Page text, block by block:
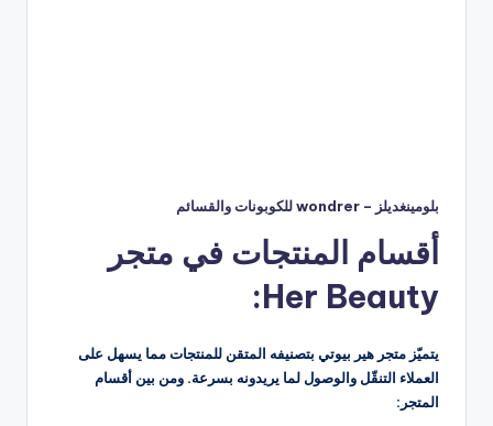
بلومينغديلز – wondrer للكوبونات والقسائم
أقسام المنتجات في متجر
Her Beauty:
يتميّز متجر هير بيوتي بتصنيفه المتقن للمنتجات مما يسهل على
العملاء التنقّل والوصول لما يريدونه بسرعة. ومن بين أقسام
المتجر: